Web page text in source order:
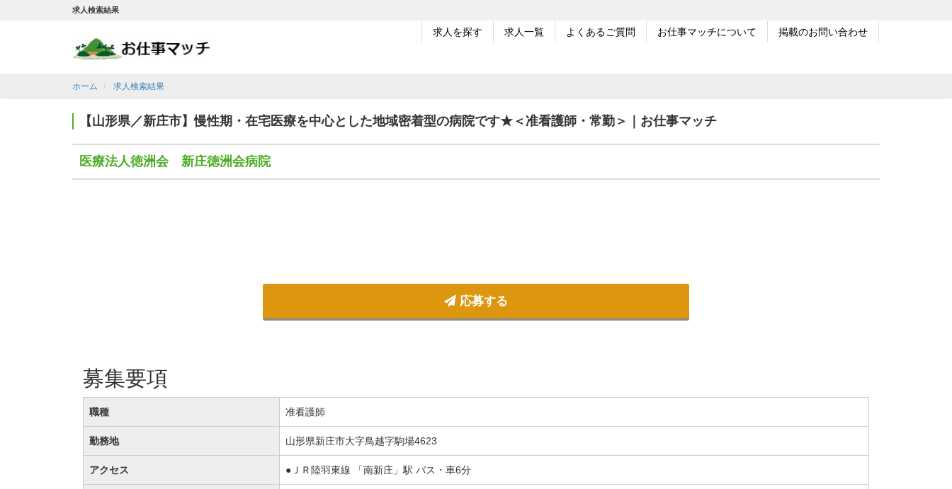
求人検索結果
求人を探す 求人一覧 よくあるご質問 お仕事マッチについて 掲載のお問い合わせ
ホーム 求人検索結果
【山形県／新庄市】慢性期・在宅医療を中心とした地域密着型の病院です★＜准看護師・常勤＞｜お仕事マッチ
医療法人徳洲会 新庄徳洲会病院
応募する
募集要項
職種 准看護師
勤務地 山形県新庄市大字鳥越字駒場4623
アクセス ●ＪＲ陸羽東線 「南新庄」駅 バス・車6分